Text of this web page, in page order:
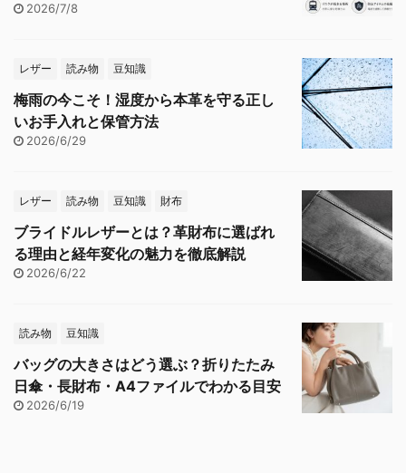
2026/7/8
レザー 読み物 豆知識
梅雨の今こそ！湿度から本革を守る正し
いお手入れと保管方法
2026/6/29
レザー 読み物 豆知識 財布
ブライドルレザーとは？革財布に選ばれ
る理由と経年変化の魅力を徹底解説
2026/6/22
読み物 豆知識
バッグの大きさはどう選ぶ？折りたたみ
日傘・長財布・A4ファイルでわかる目安
2026/6/19